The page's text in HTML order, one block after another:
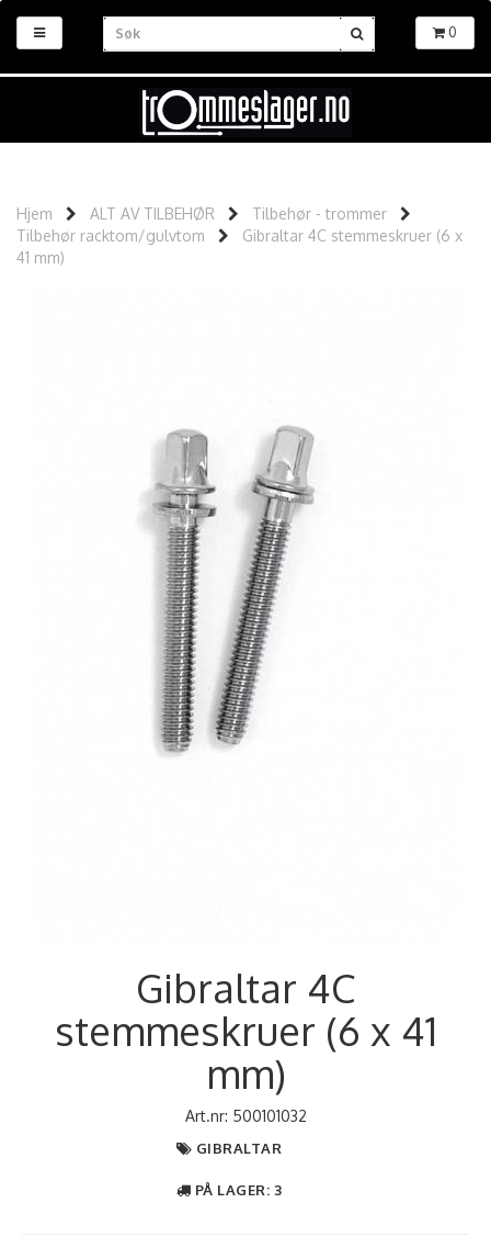
0
Hjem ALT AV TILBEHØR
Tilbehør - trommer
Tilbehør racktom/gulvtom
Gibraltar 4C stemmeskruer (6 x
41 mm)
Gibraltar 4C
stemmeskruer (6 x 41
mm)
Art.nr: 500101032
GIBRALTAR
PÅ LAGER: 3